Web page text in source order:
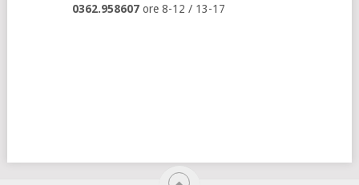
0362.958607ore 8-12 / 13-17